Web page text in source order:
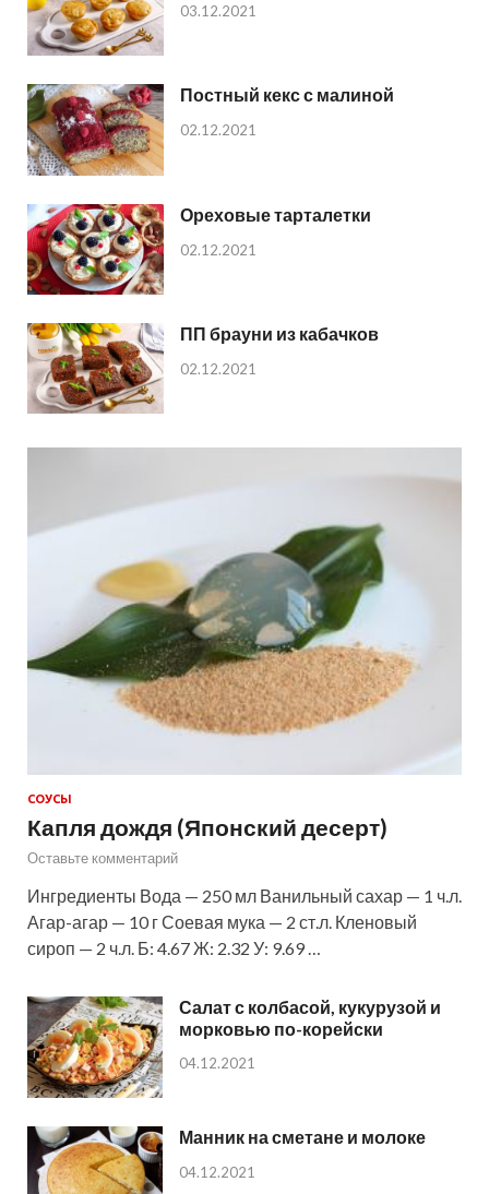
03.12.2021
Постный кекс с малиной
02.12.2021
Ореховые тарталетки
02.12.2021
ПП брауни из кабачков
02.12.2021
СОУСЫ
Капля дождя (Японский десерт)
Оставьте комментарий
Ингредиенты Вода — 250 мл Ванильный сахар — 1 ч.л.
Агар-агар — 10 г Соевая мука — 2 ст.л. Кленовый
сироп — 2 ч.л. Б: 4.67 Ж: 2.32 У: 9.69 …
Салат с колбасой, кукурузой и
морковью по-корейски
04.12.2021
Манник на сметане и молоке
04.12.2021